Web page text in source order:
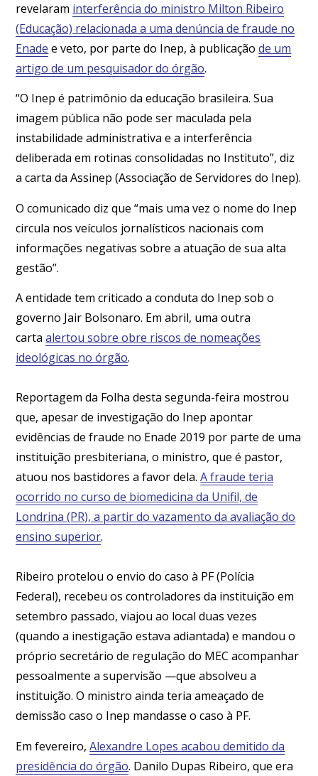
revelaram interferência do ministro Milton Ribeiro
(Educação) relacionada a uma denúncia de fraude no
Enade e veto, por parte do Inep, à publicaçãode um
artigo de um pesquisador do órgão.
“O Inep é patrimônio da educação brasileira. Sua
imagem pública não pode ser maculada pela
instabilidade administrativa e a interferência
deliberada em rotinas consolidadas no Instituto”, diz
a carta da Assinep (Associação de Servidores do Inep).
O comunicado diz que “mais uma vez o nome do Inep
circula nos veículos jornalísticos nacionais com
informações negativas sobre a atuação de sua alta
gestão”.
A entidade tem criticado a conduta do Inep sob o
governo Jair Bolsonaro. Em abril, uma outra
cartaalertou sobre obre riscos de nomeações
ideológicas no órgão.
Reportagem da Folhadesta segunda-feira mostrou
que, apesar de investigação do Inep apontar
evidências de fraude no Enade 2019 por parte de uma
instituição presbiteriana, o ministro, que é pastor,
atuou nos bastidores a favor dela.A fraude teria
ocorrido no curso de biomedicina da Unifil, de
Londrina (PR), a partir do vazamento da avaliação do
ensino superior.
Ribeiro protelou o envio do caso à PF (Polícia
Federal), recebeu os controladores da instituição em
setembro passado, viajou ao local duas vezes
(quando a inestigação estava adiantada) e mandou o
próprio secretário de regulação do MEC acompanhar
pessoalmente a supervisão —que absolveu a
instituição. O ministro ainda teria ameaçado de
demissão caso o Inep mandasse o caso à PF.
Em fevereiro,Alexandre Lopes acabou demitido da
presidência do órgão. Danilo Dupas Ribeiro, que era